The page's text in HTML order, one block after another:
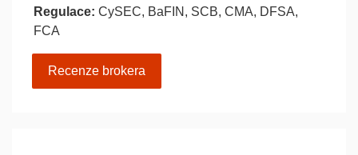
Regulace: CySEC, BaFIN, SCB, CMA, DFSA,
FCA
Recenze brokera